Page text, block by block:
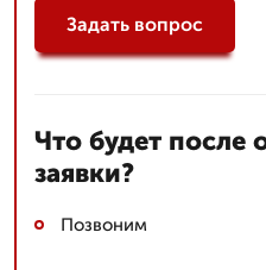
Задать вопрос
Что будет после
заявки?
Позвоним